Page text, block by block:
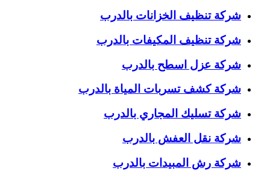
شركة تنظيف الخزانات بالدرب
شركة تنظيف المكيفات بالدرب
شركة عزل اسطح بالدرب
شركة كشف تسربات المياة بالدرب
شركة تسليك المجاري بالدرب
شركة نقل العفش بالدرب
شركة رش المبيدات بالدرب